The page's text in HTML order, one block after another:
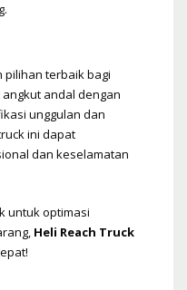
pilihan terbaik bagi
andal dengan
unggulan dan
ini dapat
dan keselamatan
untuk optimasi
Heli Reach Truck